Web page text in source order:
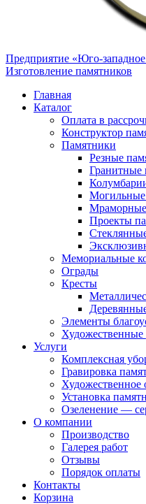
Предприятие «Юго-
Изготовление памятников
Главная
Каталог
Оплата в
Конструктор
Памятники
Резные
Гранитные
Проекты
Мемориальные
Ограды
Кресты
Элементы
Художественные
Услуги
Комплексная
Гравировка
Художественное
Установка
Озеленение —
О компании
Производство
Галерея работ
Отзывы
Порядок оплаты
Контакты
Корзина